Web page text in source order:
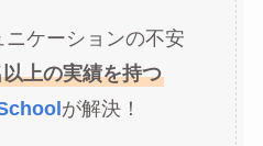
ケーションの不安
上の実績を持つ
が解決！